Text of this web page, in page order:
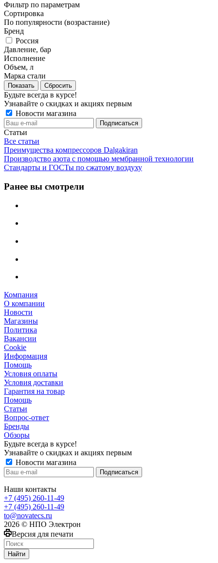
Фильтр по параметрам
Сортировка
По популярности (возрастание)
Бренд
Россия
Давление, бар
Исполнение
Объем, л
Марка стали
Сбросить
Будьте всегда в курсе!
Узнавайте о скидках и акциях первым
Новости магазина
Статьи
Все статьи
Преимущества компрессоров Dalgakiran
Производство азота с помощью мембранной технологии
Стандарты и ГОСТы по сжатому воздуху
Ранее вы смотрели
Компания
О компании
Новости
Магазины
Политика
Вакансии
Сookie
Информация
Помощь
Условия оплаты
Условия доставки
Гарантия на товар
Помощь
Статьи
Вопрос-ответ
Бренды
Обзоры
Будьте всегда в курсе!
Узнавайте о скидках и акциях первым
Новости магазина
Наши контакты
+7 (495) 260-11-49
+7 (495) 260-11-49
to@novatecs.ru
2026 © НПО Электрон
Версия для печати
Найти